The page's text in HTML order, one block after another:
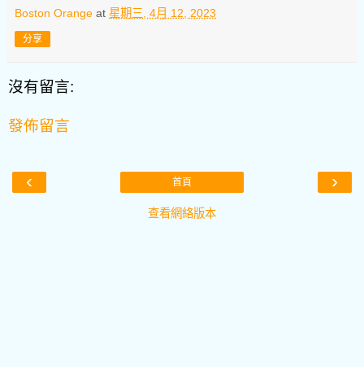
Boston Orange at 星期三, 4月 12, 2023
分享
沒有留言:
發佈留言
‹ ›
首頁
查看網絡版本